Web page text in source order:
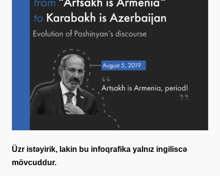
Üzr istəyirik, lakin bu infoqrafika yalnız ingiliscə
mövcuddur.